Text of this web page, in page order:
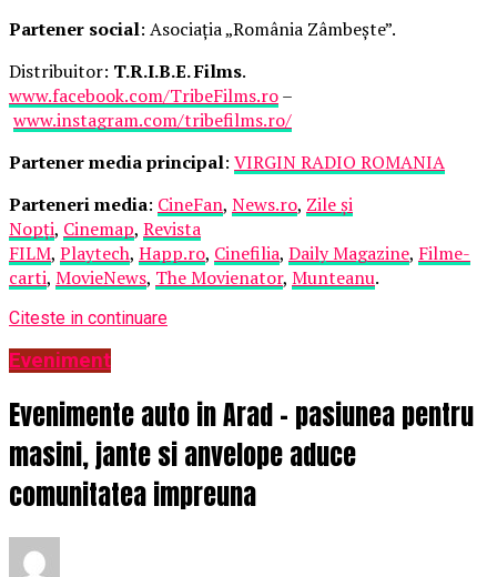
Partener social: Asociația „România Zâmbește”.
Distribuitor: T.R.I.B.E. Films.
www.facebook.com/TribeFilms.ro–
www.instagram.com/tribefilms.ro/
Partener media principal: VIRGIN RADIO ROMANIA
Parteneri media: CineFan, News.ro, Zile și
Nopți, Cinemap, Revista
FILM, Playtech, Happ.ro, Cinefilia, Daily Magazine, Filme-
carti, MovieNews, The Movienator, Munteanu.
Citeste in continuare
Eveniment
Evenimente auto in Arad – pasiunea pentru
masini, jante si anvelope aduce
comunitatea impreuna